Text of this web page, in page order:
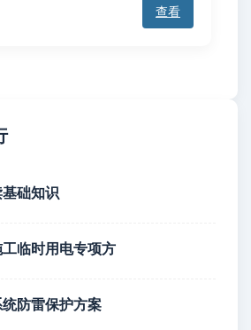
查看
础知识
临时用电专项方
防雷保护方案